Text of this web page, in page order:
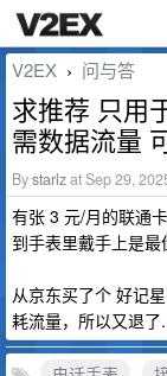
V2EX › 问与答
求推荐 只用
需数据流量
Bystarlzat Sep 29,
有张 3 元/月的联通
到手表里戴手上是最
从京东买了个 好记
耗流量，所以又退了